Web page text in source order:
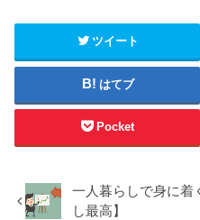
ツイート
はてブ
Pocket
一人暮らしで身に着
し最高】